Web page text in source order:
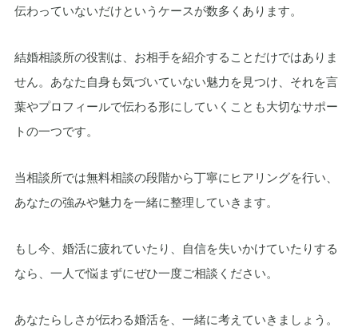
伝わっていないだけというケースが数多くあります。
結婚相談所の役割は、お相手を紹介することだけではありま
せん。あなた自身も気づいていない魅力を見つけ、それを言
葉やプロフィールで伝わる形にしていくことも大切なサポー
トの一つです。
当相談所では無料相談の段階から丁寧にヒアリングを行い、
あなたの強みや魅力を一緒に整理していきます。
もし今、婚活に疲れていたり、自信を失いかけていたりする
なら、一人で悩まずにぜひ一度ご相談ください。
あなたらしさが伝わる婚活を、一緒に考えていきましょう。